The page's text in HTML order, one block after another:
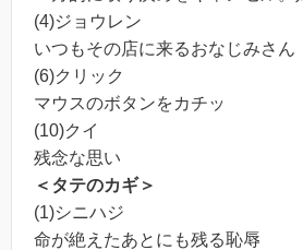
(4)ジョウレン
いつもその店に来るおなじみさん
(6)クリック
マウスのボタンをカチッ
(10)クイ
残念な思い
＜タテのカギ＞
(1)シニハジ
命が絶えたあとにも残る恥辱